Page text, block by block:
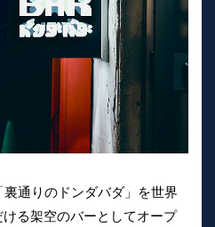
裏通りのドンダバダ」を世界
る架空のバーとしてオープ